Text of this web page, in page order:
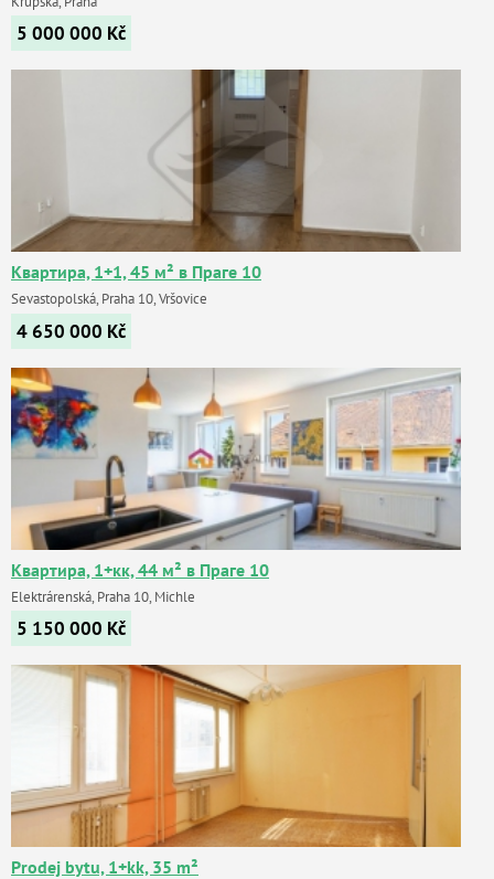
5 000 000 Kč
Квартира, 1+1, 45 м² в Праге 10
Sevastopolská, Praha 10, Vršovice
4 650 000 Kč
Квартира, 1+кк, 44 м² в Праге 10
Elektrárenská, Praha 10, Michle
5 150 000 Kč
Prodej bytu, 1+kk, 35 m²